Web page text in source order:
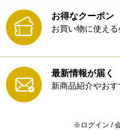
お得なクーポン
お買い物に使え
最新情報が届く
新商品紹介やおす
※ログイン /